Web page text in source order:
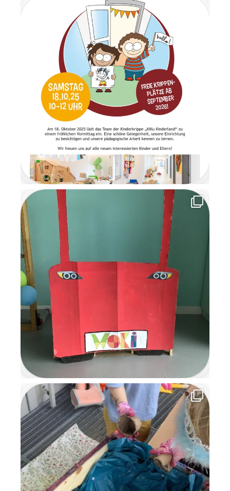
Weihnachtsmusik wurden alle
Kinder herzlich begrüßt.
Gemeinsam frühstückten wir
in ruhiger und gemütlicher
Atmosphäre. Anschließend
wartete ein Geschenketisch,
an dem die Überraschungen
im Morgenkreis gemeinsam
ausgepackt wurden. Es war
ein Moment voller Staunen
und Freude. Am letzten Tag
der Wichtelzeit
verabschiedeten sich die
Wichtel mit einem
Abschiedsbrief. Sie bedankten
sich für die schöne
gemeinsame Zeit und
versprachen den Kindern, im
nächsten Jahr
wiederzukommen. Die
Wichtelzeit war für alle eine
besondere, magische Zeit
voller Kreativität,
Gemeinschaft und
weihnachtlicher Vorfreude, an
die wir uns noch lange
erinnern werden.